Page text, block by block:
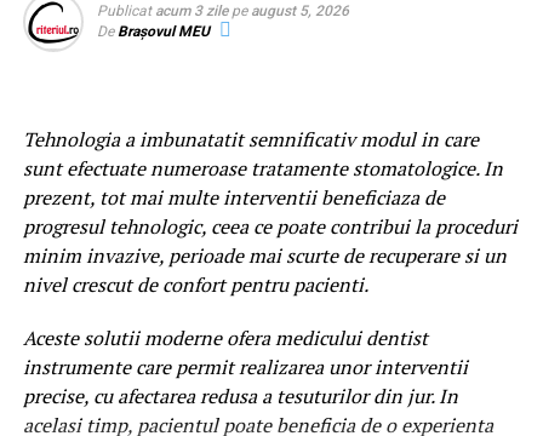
Acest lucru înseamnă că lupta pentru vizibilitate începe
contează.
Realitatea este exact opusă.
SEO continuă să fie fundamentul oricărei strategii
digitale.
Fără o bază solidă:
site-ul nu poate fi indexat corect;
Laserul dentar este un echipament care utilizeaza
fascicule concentrate de lumina pentru tratarea precisa a
poate fi utilizata in cadrul mai multor interventii
stomatologice.
In majoritatea cazurilor, laserul completeaza tehnicile
stomatologice conventionale. Exista insa si situatii in
care acesta poate reprezenta metoda principala de
particularitatile pacientului.
Este important de mentionat ca nu orice procedura poate
fi realizata cu ajutorul tehnologiei de laser dentar
Publicat acum 3 zile pe august 5, 2026
De Brașovul MEU
Tehnologia a imbunatatit semnificativ modul in care
sunt efectuate numeroase tratamente stomatologice. In
prezent, tot mai multe interventii beneficiaza de
progresul tehnologic, ceea ce poate contribui la proceduri
minim invazive, perioade mai scurte de recuperare si un
nivel crescut de confort pentru pacienti.
Aceste solutii moderne ofera medicului dentist
instrumente care permit realizarea unor interventii
precise, cu afectarea redusa a tesuturilor din jur. In
acelasi timp, pacientul poate beneficia de o experienta